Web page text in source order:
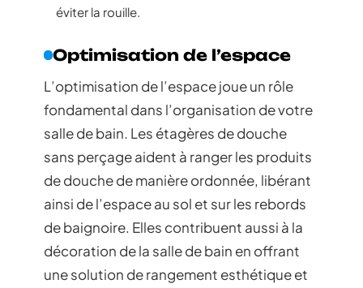
éviter la rouille.
Optimisation de l’espace
L’optimisation de l’espace joue un rôle
fondamental dans l’organisation de votre
salle de bain. Les étagères de douche
sans perçage aident à ranger les produits
de douche de manière ordonnée, libérant
ainsi de l’espace au sol et sur les rebords
de baignoire. Elles contribuent aussi à la
décoration de la salle de bain en offrant
une solution de rangement esthétique et